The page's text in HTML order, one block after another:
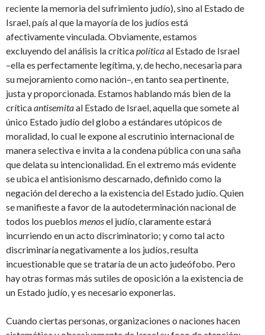
reciente la memoria del sufrimiento judío), sino al Estado de
Israel, país al que la mayoría de los judíos está
afectivamente vinculada. Obviamente, estamos
excluyendo del análisis la críticapolíticaal Estado de Israel
–ella es perfectamente legítima, y, de hecho, necesaria para
su mejoramiento como nación–, en tanto sea pertinente,
justa y proporcionada. Estamos hablando más bien de la
críticaantisemitaal Estado de Israel, aquella que somete al
único Estado judío del globo a estándares utópicos de
moralidad, lo cual le expone al escrutinio internacional de
manera selectiva e invita a la condena pública con una saña
que delata su intencionalidad. En el extremo más evidente
se ubica el antisionismo descarnado, definido como la
negación del derecho a la existencia del Estado judío. Quien
se manifieste a favor de la autodeterminación nacional de
todos los pueblos menosel judío, claramente estará
incurriendo en un acto discriminatorio; y como tal acto
discriminaría negativamente a los judíos, resulta
incuestionable que se trataría de un acto judeófobo. Pero
hay otras formas más sutiles de oposición a la existencia de
un Estado judío, y es necesario exponerlas.
Cuando ciertas personas, organizaciones o naciones hacen